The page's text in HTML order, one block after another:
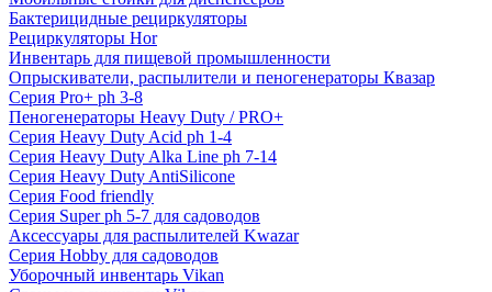
Бактерицидные рециркуляторы
Рециркуляторы Hor
Инвентарь для пищевой промышленности
Опрыскиватели, распылители и пеногенераторы Квазар
Серия Pro+ ph 3-8
Пеногенераторы Heavy Duty / PRO+
Серия Heavy Duty Acid ph 1-4
Серия Heavy Duty Alka Line ph 7-14
Серия Heavy Duty AntiSilicone
Серия Food friendly
Серия Super ph 5-7 для садоводов
Аксессуары для распылителей Kwazar
Серия Hobby для садоводов
Уборочный инвентарь Vikan